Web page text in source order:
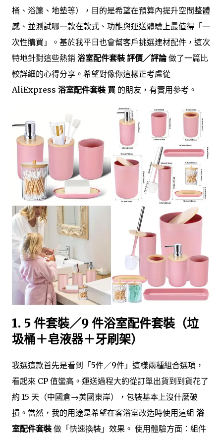
桶、浴簾、地墊等），目的是希望在預算內提升空間整體
感、並測試哪一款在款式、功能與運送體驗上最值得「一
次性購買」。基於我平日也會幫客戶挑選建材配件，這次
特地針對這些熱銷 浴室配件套裝 評價／評論做了一篇比
較詳細的心得分享。希望對像你這樣正考慮從
AliExpress 浴室配件套裝 買 的朋友，有實用參考。
1. 5 件套裝／9 件浴室配件套裝（垃
圾桶＋皂液器＋牙刷架）
我選這款首先是看到「5件／9件」這樣兩種組合選項，
看起來 CP 值蠻高。運送過程大約從訂單出貨到到貨花了
約 15 天（中國倉→美國東岸），包裝基本上沒什麼破
損。當然，我的用途是希望在客浴室改造時使用這組 浴
室配件套裝 做「快速換裝」效果。 使用體驗方面：組件